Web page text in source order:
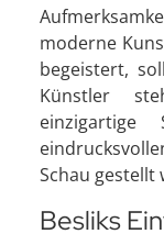
moderne
begeistert,
Künstler
Schau gestellt
Besliks